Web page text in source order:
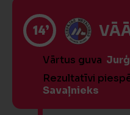
14’
Vārtus guva
Rezultatīvi
Savaļnieks